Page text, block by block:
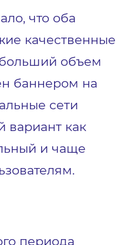
что оба
качественные
больший объем
баннером на
сети
вариант как
и чаще
периода